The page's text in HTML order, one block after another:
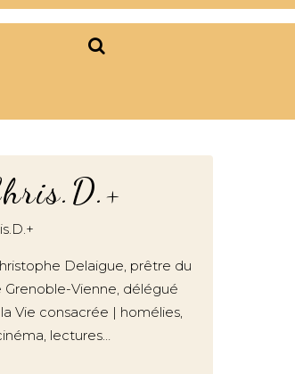
Delaigue, prêtre du
Grenoble-Vienne, délégué
Vie consacrée | homélies,
lectures…